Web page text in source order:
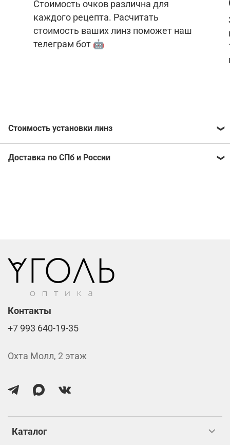
Стоимость очков различна для
каждого рецепта. Расчитать
стоимость ваших линз поможет наш
телеграм бот 🤖
Стоимость установки линз
Расчитать стоимость ваших линз поможет
Стоимость указана за две линзы вместе с
изготовлением.
Доставка по СПб и России
Каталог
Контакты
+7 993 640-19-35
Охта Молл, 2 этаж